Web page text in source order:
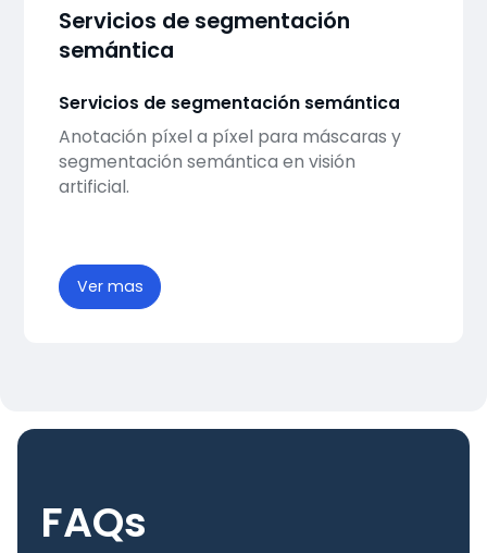
Servicios de segmentación
semántica
Servicios de segmentación semántica
Anotación píxel a píxel para máscaras y
segmentación semántica en visión
artificial.
Ver mas
FAQs